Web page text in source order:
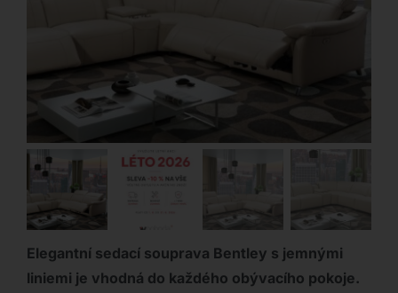
Elegantní sedací souprava Bentley s jemnými
liniemi je vhodná do každého obývacího pokoje.